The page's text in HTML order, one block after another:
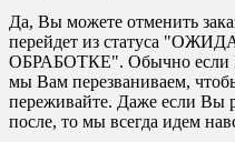
Да, Вы можете отменить
перейдет из статуса
ОБРАБОТКЕ". Обычно если
мы Вам перезваниваем,
переживайте. Даже если Вы
после, то мы всегда идем